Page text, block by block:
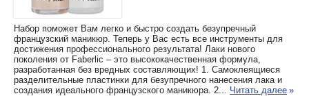
Набор поможет Вам легко и быстро создать безупречный
французский маникюр. Теперь у Вас есть все инструменты для
достижения профессионального результата! Лаки нового
поколения от Faberlic – это высококачественная формула,
разработанная без вредных составляющих! 1. Самоклеящиеся
разделительные пластинки для безупречного нанесения лака и
создания идеального французского маникюра. 2... Читать далее »